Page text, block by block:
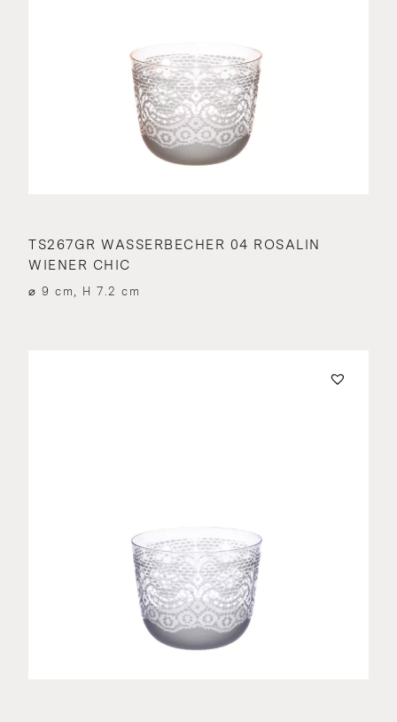
TS267GR WASSERBECHER 04 ROSALIN
WIENER CHIC
⌀ 9 cm, H 7.2 cm